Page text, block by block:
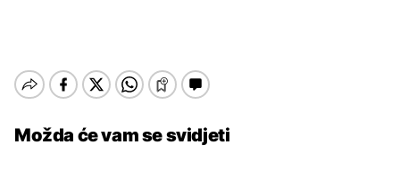
Možda će vam se svidjeti